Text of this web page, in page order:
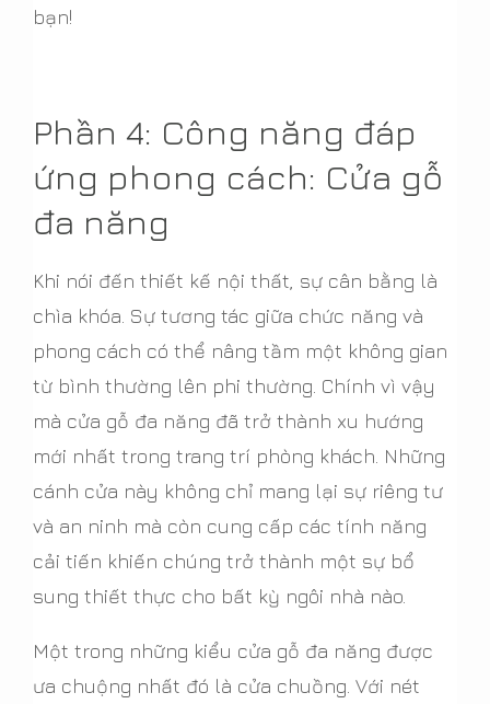
bạn!
Phần 4: Công năng đáp
ứng phong cách: Cửa gỗ
đa năng
Khi nói đến thiết kế nội thất, sự cân bằng là
chìa khóa. Sự tương tác giữa chức năng và
phong cách có thể nâng tầm một không gian
từ bình thường lên phi thường. Chính vì vậy
mà cửa gỗ đa năng đã trở thành xu hướng
mới nhất trong trang trí phòng khách. Những
cánh cửa này không chỉ mang lại sự riêng tư
và an ninh mà còn cung cấp các tính năng
cải tiến khiến chúng trở thành một sự bổ
sung thiết thực cho bất kỳ ngôi nhà nào.
Một trong những kiểu cửa gỗ đa năng được
ưa chuộng nhất đó là cửa chuồng. Với nét